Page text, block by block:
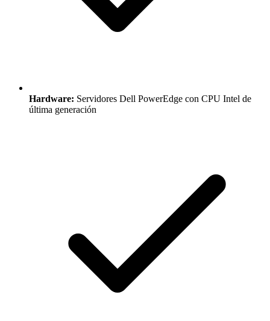
Hardware: Servidores Dell PowerEdge con CPU Intel de
última generación